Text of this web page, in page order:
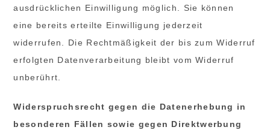
ausdrücklichen Einwilligung möglich. Sie können
eine bereits erteilte Einwilligung jederzeit
widerrufen. Die Rechtmäßigkeit der bis zum Widerruf
erfolgten Datenverarbeitung bleibt vom Widerruf
unberührt.
Widerspruchsrecht gegen die Datenerhebung in
besonderen Fällen sowie gegen Direktwerbung